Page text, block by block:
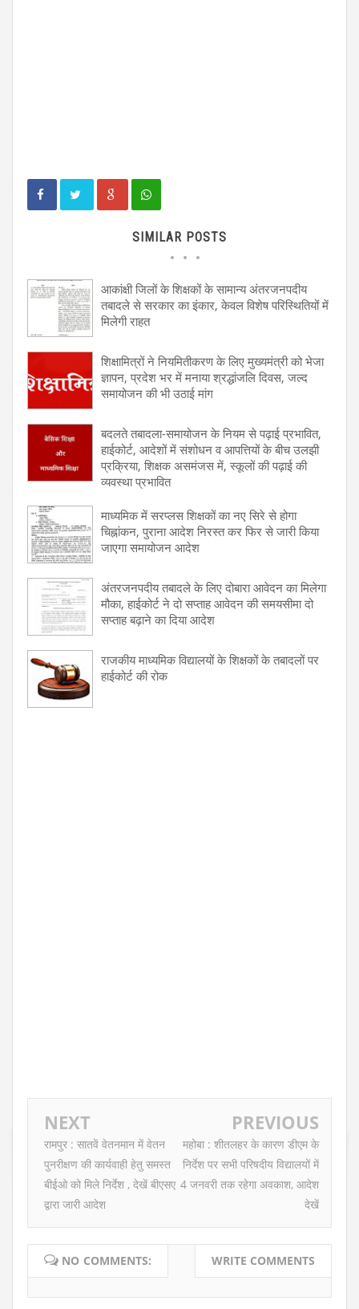
SIMILAR POSTS
आकांक्षी जिलों के शिक्षकों के सामान्य अंतरजनपदीय
तबादले से सरकार का इंकार, केवल विशेष परिस्थितियों में
मिलेगी राहत
शिक्षामित्रों ने नियमितीकरण के लिए मुख्यमंत्री को भेजा
ज्ञापन, प्रदेश भर में मनाया श्रद्धांजलि दिवस, जल्द
समायोजन की भी उठाई मांग
बदलते तबादला-समायोजन के नियम से पढ़ाई प्रभावित,
हाईकोर्ट, आदेशों में संशोधन व आपत्तियों के बीच उलझी
प्रक्रिया, शिक्षक असमंजस में, स्कूलों की पढ़ाई की
व्यवस्था प्रभावित
माध्यमिक में सरप्लस शिक्षकों का नए सिरे से होगा
चिह्नांकन, पुराना आदेश निरस्त कर फिर से जारी किया
जाएगा समायोजन आदेश
अंतरजनपदीय तबादले के लिए दोबारा आवेदन का मिलेगा
मौका, हाईकोर्ट ने दो सप्ताह आवेदन की समयसीमा दो
सप्ताह बढ़ाने का दिया आदेश
राजकीय माध्यमिक विद्यालयों के शिक्षकों के तबादलों पर
हाईकोर्ट की रोक
NEXT
रामपुर : सातवें वेतनमान में वेतन
पुनरीक्षण की कार्यवाही हेतु समस्त
बीईओ को मिले निर्देश , देखें बीएसए
द्वारा जारी आदेश
PREVIOUS
महोबा : शीतलहर के कारण डीएम के
निर्देश पर सभी परिषदीय विद्यालयों में
4 जनवरी तक रहेगा अवकाश, आदेश
देखें
NO COMMENTS: WRITE COMMENTS